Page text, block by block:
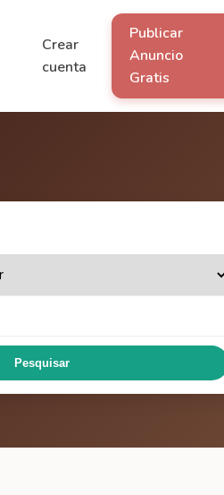
Crear
cuenta
Publicar
Anuncio
Gratis
Pesquisar